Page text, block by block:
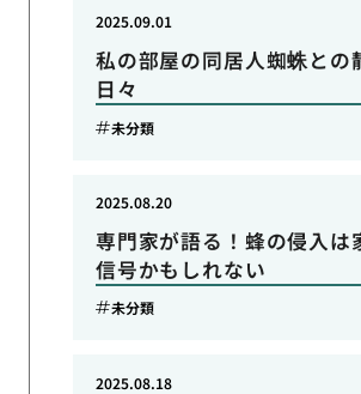
私の部屋の同居人蜘蛛との
日々
2025.09.01
未分類
専門家が語る！蜂の侵入は
信号かもしれない
2025.08.20
未分類
2025.08.18